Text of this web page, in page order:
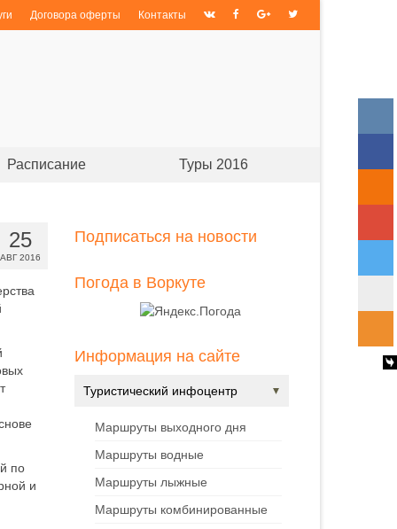
Договора оферты Контакты
Расписание Туры 2016
25
АВГ 2016
по
и
Подписаться на новости
Погода в Воркуте
Информация на сайте
Туристический инфоцентр
Маршруты выходного дня
Маршруты водные
Маршруты лыжные
Маршруты комбинированные